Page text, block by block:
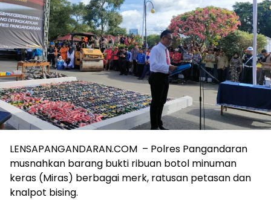
LENSAPANGANDARAN.COM – Polres Pangandaran
musnahkan barang bukti ribuan botol minuman
keras (Miras) berbagai merk, ratusan petasan dan
knalpot bising.